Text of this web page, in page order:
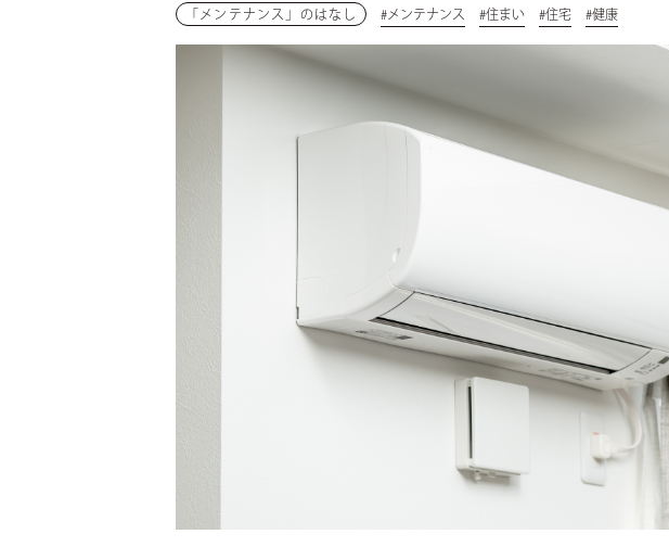
ユニテハウスの施工事例
UNITEHOUSE ユニテハウスについて
ユニテハウスの家づくり
- RECRUIT
- CORPORATE
UNIGURA QOLを高める暮らしのアイディア
「メンテナンス」のはなし #メンテナンス #住まい #住宅 #健康